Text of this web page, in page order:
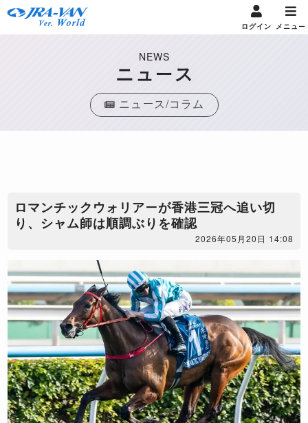
ログイン メニュー
NEWS
ニュース
ニュース/コラム
ロマンチックウォリアーが香港三冠へ追い切
り、シャム師は順調ぶりを確認
2026年05月20日 14:08